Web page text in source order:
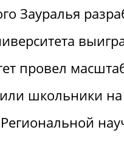
Зауралья
провел
школьники